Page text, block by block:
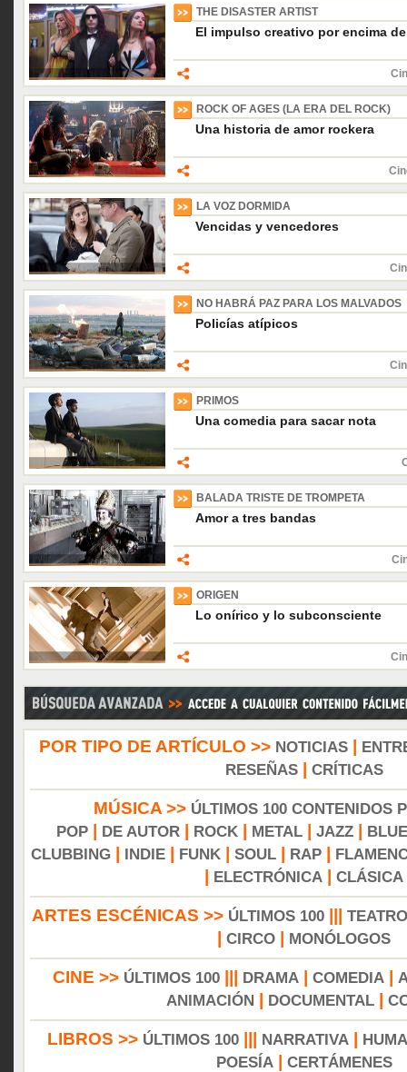
THE DISASTER ARTIST
El impulso creativo por encima
ROCK OF AGES (LA ERA DEL ROCK)
Una historia de amor rockera
LA VOZ DORMIDA
Vencidas y vencedores
NO HABRÁ PAZ PARA LOS MALVADOS
Policías atípicos
PRIMOS
Una comedia para sacar nota
BALADA TRISTE DE TROMPETA
Amor a tres bandas
ORIGEN
Lo onírico y lo subconsciente
POR TIPO DE ARTÍCULO >> NOTICIAS|
RESEÑAS| CRÍTICAS
MÚSICA >> ÚLTIMOS 100 CONTENIDOS
POP
DE AUTOR ROCK METAL JAZZ
CLUBBING
INDIE FUNK SOUL RAP
ELECTRÓNICA CLÁSICA
ARTES ESCÉNICAS >> ÚLTIMOS 100||| TEATRO
CIRCO MONÓLOGOS
CINE >> ÚLTIMOS 100 DRAMA COMEDIA
ANIMACIÓN
DOCUMENTAL|
LIBROS >> ÚLTIMOS 100 NARRATIVA
POESÍA| CERTÁMENES